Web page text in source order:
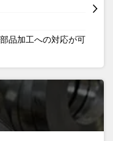
品加工への対応が可